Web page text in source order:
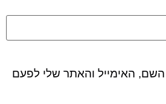
האימייל והאתר שלי לפעם